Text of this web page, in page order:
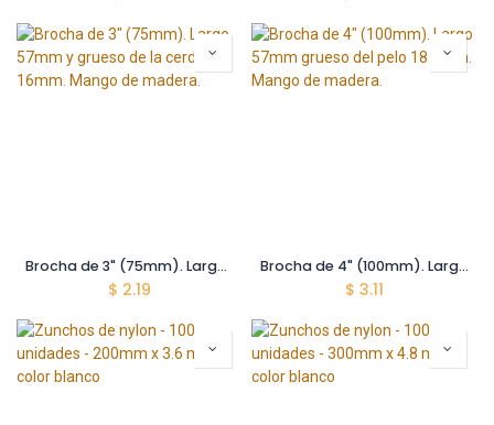
Brocha de 3" (75mm). Largo 57mm y grueso de la cerda 16mm. Mango de madera.
$ 2.19
Brocha de 4" (100mm). Largo 57mm grueso del pelo 18.5mm. Mango de madera.
$ 3.11